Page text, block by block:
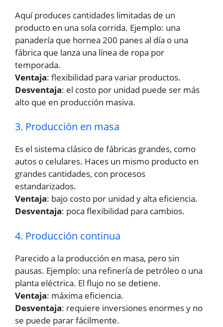
Aquí produces cantidades limitadas de un
producto en una sola corrida. Ejemplo: una
panadería que hornea 200 panes al día o una
fábrica que lanza una línea de ropa por
temporada.
Ventaja: flexibilidad para variar productos.
Desventaja: el costo por unidad puede ser más
alto que en producción masiva.
3. Producción en masa
Es el sistema clásico de fábricas grandes, como
autos o celulares. Haces un mismo producto en
grandes cantidades, con procesos
estandarizados.
Ventaja: bajo costo por unidad y alta eficiencia.
Desventaja: poca flexibilidad para cambios.
4. Producción continua
Parecido a la producción en masa, pero sin
pausas. Ejemplo: una refinería de petróleo o una
planta eléctrica. El flujo no se detiene.
Ventaja: máxima eficiencia.
Desventaja: requiere inversiones enormes y no
se puede parar fácilmente.